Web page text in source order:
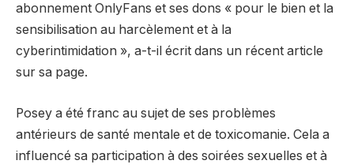
abonnement OnlyFans et ses dons « pour le bien et la
sensibilisation au harcèlement et à la
cyberintimidation », a-t-il écrit dans un récent article
sur sa page.
Posey a été franc au sujet de ses problèmes
antérieurs de santé mentale et de toxicomanie. Cela a
influencé sa participation à des soirées sexuelles et à